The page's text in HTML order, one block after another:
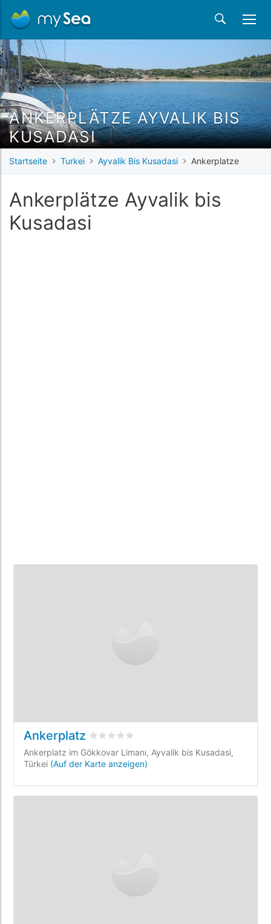
ANKERPLÄTZE AYVALIK BIS
KUSADASI
Startseite Turkei Ayvalik Bis Kusadasi Ankerplatze
Ankerplätze Ayvalik bis
Kusadasi
Ankerplatz bewertet0
Ankerplatz im Gökkovar Limanı, Ayvalik bis Kusadasi,
Türkei (Auf der Karte anzeigen)